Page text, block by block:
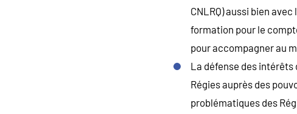
CNLRQ) aussi bien
formation pour le
pour accompagner au
La défense des intérêts
Régies auprès des
problématiques des